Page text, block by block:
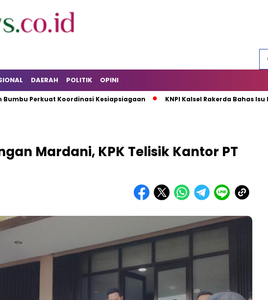
DAERAH POLITIK OPINI
Koordinasi Kesiapsiagaan KNPI Kalsel Rakerda Bahas Isu
Mardani, KPK Telisik Kantor PT